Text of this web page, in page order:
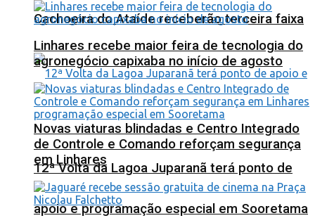
Cachoeira do Ataíde receberão terceira faixa
12ª Volta da Lagoa Juparanã terá ponto de
apoio e programação especial em Sooretama
Linhares recebe maior feira de tecnologia do
agronegócio capixaba no início de agosto
Novas viaturas blindadas e Centro Integrado
de Controle e Comando reforçam segurança
em Linhares